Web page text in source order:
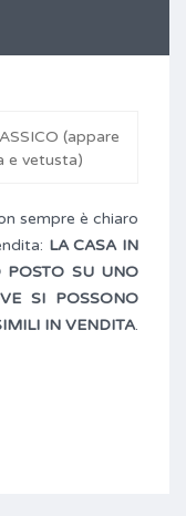
(appare
e vetusta)
sempre è chiaro
LA CASA IN
POSTO SU UNO
SI POSSONO
IN VENDITA.